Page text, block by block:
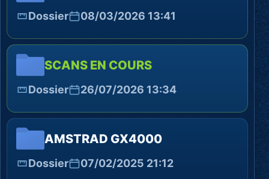
Dossier 08/03/2026 13:41
SCANS EN COURS
Dossier 26/07/2026 13:34
AMSTRAD GX4000
Dossier 07/02/2025 21:12